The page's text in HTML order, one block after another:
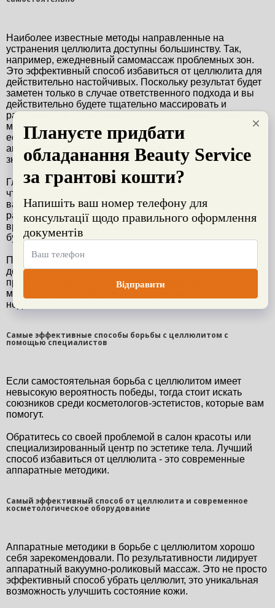
Наиболее известные методы направленные на
устранения целлюлита доступны большинству. Так,
например, ежедневный самомассаж проблемных зон.
Это эффективный способ избавиться от целлюлита для
действительно настойчивых. Поскольку результат будет
заметен только в случае ответственного подхода и вы
действительно будете тщательно массировать и
разглаживать проблемные места ежедневно. Такие
манипуляции позволяют разбить жировые отложения. А
если дополнить самомассаж скрабом для тела с
антицеллюлитным эффектом, то вы сможете
значительно улучшить состояние кожи.
Главная проблема данного способа заключается в том,
что как только вы заметите положительные изменения,
вам все меньше будет хотеться делать массаж. На
радостях вы забрасываете это дело и спустя короткое
время вы снова будете наблюдать некрасивые ямки и
бугры на коже.
Поэтому вам нужно запомнить, что даже, если вы
достигли желаемого результата, вам все равно нужно
продолжать делать массаж, но периодичность его вы
можете значительно сократить, например 1 раз в
неделю.
Самые эффективные способы борьбы с целлюлитом с
помощью специалистов
Если самостоятельная борьба с целлюлитом имеет
невысокую вероятность победы, тогда стоит искать
союзников среди косметологов-эстетистов, которые вам
помогут.
Обратитесь со своей проблемой в салон красоты или
специализированный центр по эстетике тела. Лучший
способ избавиться от целлюлита - это современные
аппаратные методики.
Самый эффективный способ от целлюлита и современное
косметологическое оборудование
Аппаратные методики в борьбе с целлюлитом хорошо
себя зарекомендовали. По результативности лидирует
аппаратный вакуумно-роликовый массаж. Это не просто
эффективный способ убрать целлюлит, это уникальная
возможность улучшить состояние кожи.